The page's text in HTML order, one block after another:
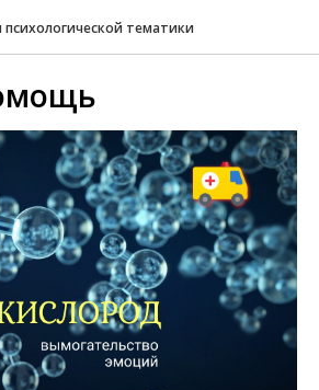
психологической тематики